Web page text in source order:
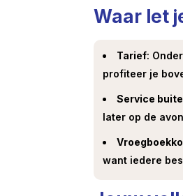
Waar let
Tarief:
profiteer je
Service
later op de
want iedere